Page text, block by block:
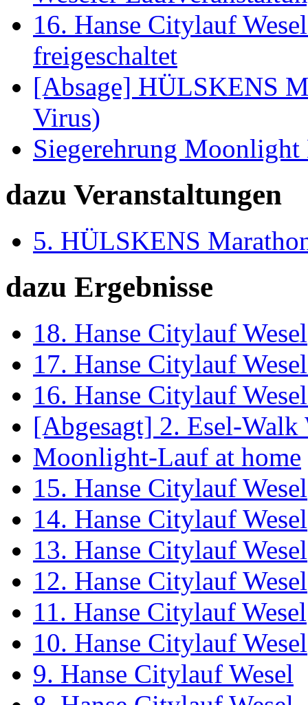
16. Hanse Citylauf
freigeschaltet
[Absage] HÜLSKENS
Virus)
Siegerehrung
dazu Veranstaltungen
5. HÜLSKENS
dazu Ergebnisse
18. Hanse Citylauf Wesel
17. Hanse Citylauf
16. Hanse Citylauf
[Abgesagt] 2. Esel-Walk
Moonlight-Lauf at home
15. Hanse Citylauf Wesel
14. Hanse Citylauf Wesel
13. Hanse Citylauf Wesel
12. Hanse Citylauf Wesel
11. Hanse Citylauf Wesel
10. Hanse Citylauf Wesel
9. Hanse Citylauf Wesel